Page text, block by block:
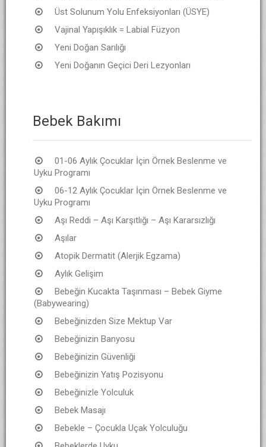
Üst Solunum Yolu Enfeksiyonları (ÜSYE)
Vajinal Yapışıklık = Labial Füzyon
Yeni Doğan Sarılığı
Yeni Doğanın Geçici Deri Lezyonları
Bebek Bakımı
01-06 Aylık Çocuklar İçin Örnek Beslenme ve
Uyku Programı
06-12 Aylık Çocuklar İçin Örnek Beslenme ve
Uyku Programı
Aşı Reddi – Aşı Karşıtlığı – Aşı Kararsızlığı
Aşılar
Atopik Dermatit (Alerjik Egzama)
Aylık Gelişim
Bebeğin Kucakta Taşınması – Bebek Giyme
(Babywearing)
Bebeğinizden Size Mektup Var
Bebeğinizin Banyosu
Bebeğinizin Güvenliği
Bebeğinizin Yatış Pozisyonu
Bebeğinizle Yolculuk
Bebek Masajı
Bebekle – Çocukla Uçak Yolculuğu